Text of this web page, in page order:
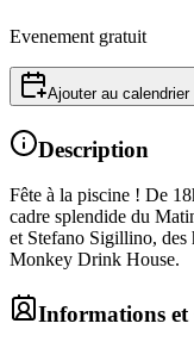
Evenement gratuit
Ajouter au calendrier
Description
Fête à la piscine ! De
cadre splendide du
et Stefano Sigillino, des
Monkey Drink House.
Informations et